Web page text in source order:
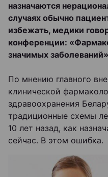
назначаются
случаях обычно
избежать, медики
конференции:
значимых
По мнению главного
клинической
здравоохранения
традиционные схемы
10 лет назад, как
сейчас. В этом ошибка.